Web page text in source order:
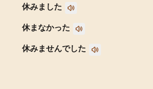
休みました
休まなかった
休みませんでした